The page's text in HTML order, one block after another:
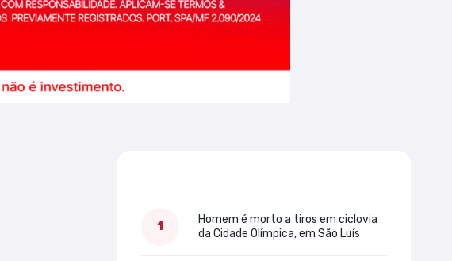
Homem é morto a tiros em ciclovia
da Cidade Olímpica, em São Luís